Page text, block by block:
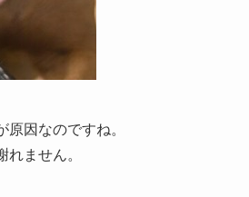
因なのですね。
ません。